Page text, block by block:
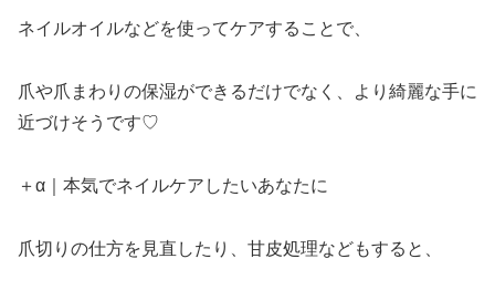
ネイルオイルなどを使ってケアすることで、
爪や爪まわりの保湿ができるだけでなく、より綺麗な手に
近づけそうです♡
＋α｜本気でネイルケアしたいあなたに
爪切りの仕方を見直したり、甘皮処理などもすると、